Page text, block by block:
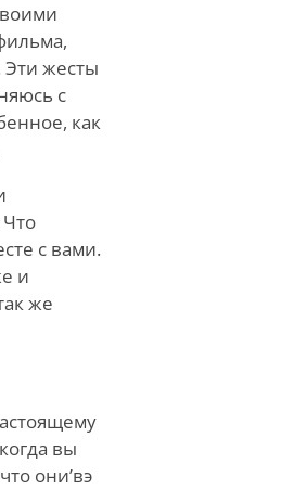
Эти жесты
с
как
с вами.
и
же
вы
они’вэ